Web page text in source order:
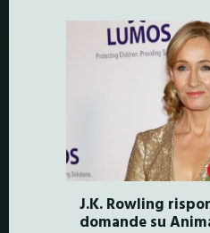
J.K. Rowling
domande su